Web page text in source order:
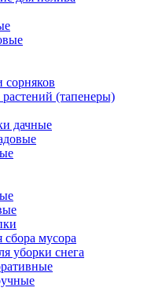
сорняков
(тапенеры)
дачные
мусора
уборки снега